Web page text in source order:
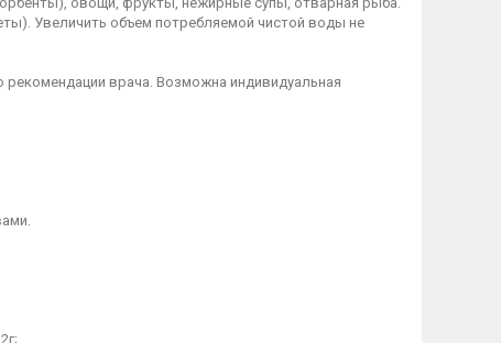
Увеличить объем потребляемой чистой воды не
врача. Возможна индивидуальная